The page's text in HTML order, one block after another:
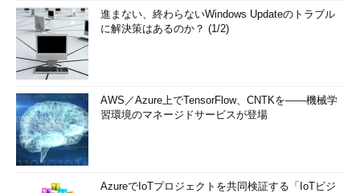
進まない、終わらないWindows Updateのトラブル
に解決策はあるのか？ (1/2)
AWS／Azure上でTensorFlow、CNTKを――機械学
習環境のマネージドサービスが登場
AzureでIoTプロジェクトを共同検証する「IoTビジ